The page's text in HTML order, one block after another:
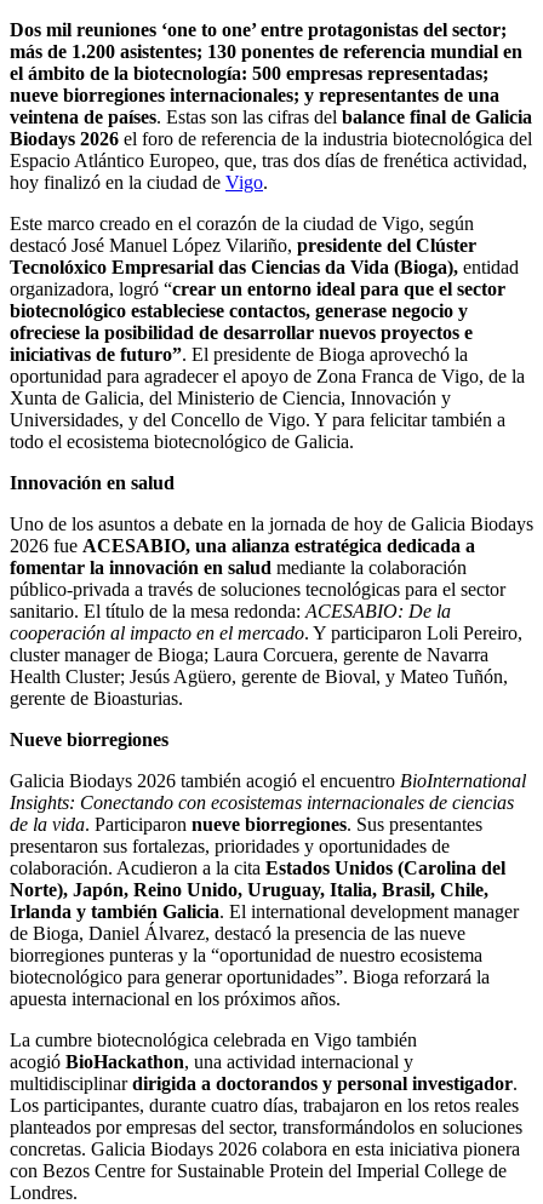
Dos mil reuniones ‘one to one’ entre protagonistas del sector;
más de 1.200 asistentes; 130 ponentes de referencia mundial en
el ámbito de la biotecnología: 500 empresas representadas;
nueve biorregiones internacionales; y representantes de una
veintena de países. Estas son las cifras del balance final de Galicia
Biodays 2026 el foro de referencia de la industria biotecnológica del
Espacio Atlántico Europeo, que, tras dos días de frenética actividad,
hoy finalizó en la ciudad de Vigo.
Este marco creado en el corazón de la ciudad de Vigo, según
destacó José Manuel López Vilariño, presidente del Clúster
Tecnolóxico Empresarial das Ciencias da Vida (Bioga), entidad
organizadora, logró “crear un entorno ideal para que el sector
biotecnológico estableciese contactos, generase negocio y
ofreciese la posibilidad de desarrollar nuevos proyectos e
iniciativas de futuro”. El presidente de Bioga aprovechó la
oportunidad para agradecer el apoyo de Zona Franca de Vigo, de la
Xunta de Galicia, del Ministerio de Ciencia, Innovación y
Universidades, y del Concello de Vigo. Y para felicitar también a
todo el ecosistema biotecnológico de Galicia.
Innovación en salud
Uno de los asuntos a debate en la jornada de hoy de Galicia Biodays
2026 fue ACESABIO, una alianza estratégica dedicada a
fomentar la innovación en salud mediante la colaboración
público-privada a través de soluciones tecnológicas para el sector
sanitario. El título de la mesa redonda: ACESABIO: De la
cooperación al impacto en el mercado. Y participaron Loli Pereiro,
cluster manager de Bioga; Laura Corcuera, gerente de Navarra
Health Cluster; Jesús Agüero, gerente de Bioval, y Mateo Tuñón,
gerente de Bioasturias.
Nueve biorregiones
Galicia Biodays 2026 también acogió el encuentro BioInternational
Insights: Conectando con ecosistemas internacionales de ciencias
de la vida. Participaron nueve biorregiones. Sus presentantes
presentaron sus fortalezas, prioridades y oportunidades de
colaboración. Acudieron a la cita Estados Unidos (Carolina del
Norte), Japón, Reino Unido, Uruguay, Italia, Brasil, Chile,
Irlanda y también Galicia. El international development manager
de Bioga, Daniel Álvarez, destacó la presencia de las nueve
biorregiones punteras y la “oportunidad de nuestro ecosistema
biotecnológico para generar oportunidades”. Bioga reforzará la
apuesta internacional en los próximos años.
La cumbre biotecnológica celebrada en Vigo también
acogió BioHackathon, una actividad internacional y
multidisciplinardirigida a doctorandos y personal investigador.
Los participantes, durante cuatro días, trabajaron en los retos reales
planteados por empresas del sector, transformándolos en soluciones
concretas. Galicia Biodays 2026 colabora en esta iniciativa pionera
con Bezos Centre for Sustainable Protein del Imperial College de
Londres.